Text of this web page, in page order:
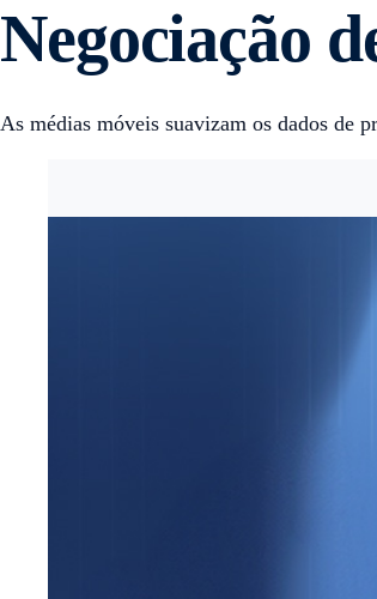
Negociação
As médias móveis suavizam os dados de